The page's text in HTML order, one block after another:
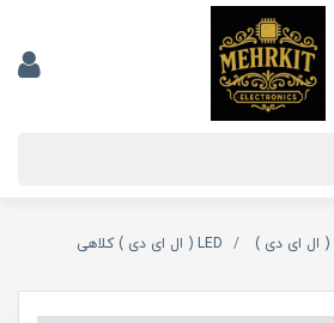
LED ( ال ای دی ) کلاهی